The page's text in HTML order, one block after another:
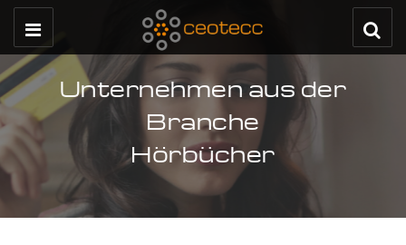
Unternehmen aus der
Branche
Hörbücher